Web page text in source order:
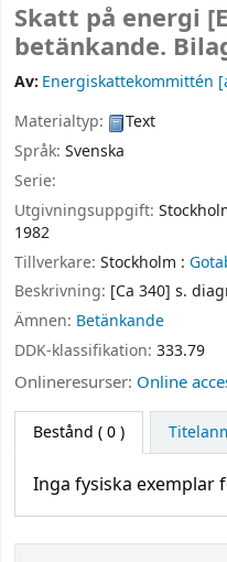
Skatt på energi
betänkande.
Av: Energiskattekommittén
Materialtyp:
Text
Språk: Svenska
Serie:
Utgivningsuppgift:
1982
Tillverkare: Stockholm :
Beskrivning: [Ca 340] s.
Ämnen: Betänkande
DDK-klassifikation: 333.79
Onlineresurser: Online
Bestånd ( 0 )
Inga fysiska exemplar